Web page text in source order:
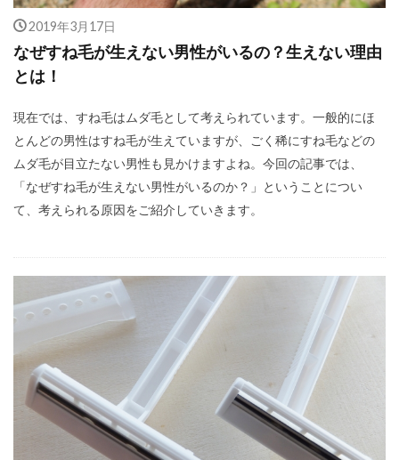
2019年3月17日
なぜすね毛が生えない男性がいるの？生えない理由
とは！
現在では、すね毛はムダ毛として考えられています。一般的にほ
とんどの男性はすね毛が生えていますが、ごく稀にすね毛などの
ムダ毛が目立たない男性も見かけますよね。今回の記事では、
「なぜすね毛が生えない男性がいるのか？」ということについ
て、考えられる原因をご紹介していきます。